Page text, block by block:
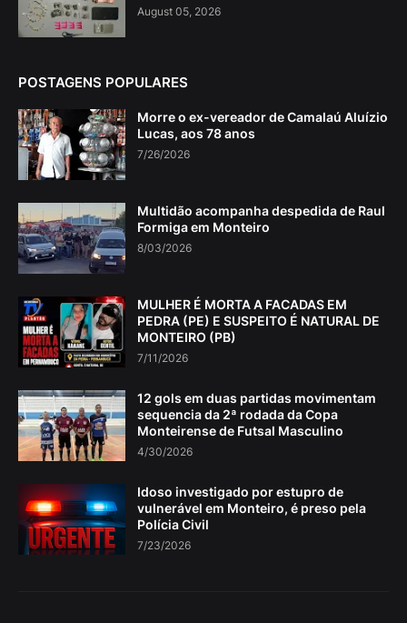
August 05, 2026
POSTAGENS POPULARES
Morre o ex-vereador de Camalaú Aluízio
Lucas, aos 78 anos
7/26/2026
Multidão acompanha despedida de Raul
Formiga em Monteiro
8/03/2026
MULHER É MORTA A FACADAS EM
PEDRA (PE) E SUSPEITO É NATURAL DE
MONTEIRO (PB)
7/11/2026
12 gols em duas partidas movimentam
sequencia da 2ª rodada da Copa
Monteirense de Futsal Masculino
4/30/2026
Idoso investigado por estupro de
vulnerável em Monteiro, é preso pela
Polícia Civil
7/23/2026